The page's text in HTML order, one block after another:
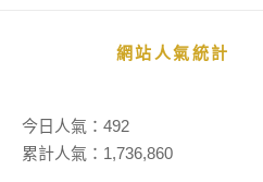
網站人氣統計
今日人氣： 492
累計人氣： 1,736,860